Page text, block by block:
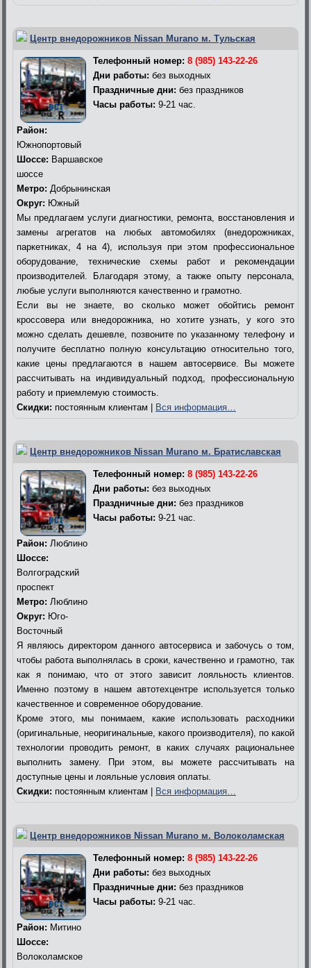
Центр внедорожников Nissan Murano м. Тульская
Телефонный номер: 8 (985) 143-22-26
Дни работы: без выходных
Праздничные дни: без праздников
Часы работы: 9-21 час.
Район:
Южнопортовый
Шоссе: Варшавское
шоссе
Метро: Добрынинская
Округ: Южный
Мы предлагаем услуги диагностики, ремонта, восстановления и
замены агрегатов на любых автомобилях (внедорожниках,
паркетниках, 4 на 4), используя при этом профессиональное
оборудование, технические схемы работ и рекомендации
производителей. Благодаря этому, а также опыту персонала,
любые услуги выполняются качественно и грамотно.
Если вы не знаете, во сколько может обойтись ремонт
кроссовера или внедорожника, но хотите узнать, у кого это
можно сделать дешевле, позвоните по указанному телефону и
получите бесплатно полную консультацию относительно того,
какие цены предлагаются в нашем автосервисе. Вы можете
рассчитывать на индивидуальный подход, профессиональную
работу и приемлемую стоимость.
Скидки: постоянным клиентам | Вся информация…
Центр внедорожников Nissan Murano м. Братиславская
Телефонный номер: 8 (985) 143-22-26
Дни работы: без выходных
Праздничные дни: без праздников
Часы работы: 9-21 час.
Район: Люблино
Шоссе:
Волгоградский
проспект
Метро: Люблино
Округ: Юго-
Восточный
Я являюсь директором данного автосервиса и забочусь о том,
чтобы работа выполнялась в сроки, качественно и грамотно, так
как я понимаю, что от этого зависит лояльность клиентов.
Именно поэтому в нашем автотехцентре используется только
качественное и современное оборудование.
Кроме этого, мы понимаем, какие использовать расходники
(оригинальные, неоригинальные, какого производителя), по какой
технологии проводить ремонт, в каких случаях рациональнее
выполнить замену. При этом, вы можете рассчитывать на
доступные цены и лояльные условия оплаты.
Скидки: постоянным клиентам | Вся информация…
Центр внедорожников Nissan Murano м. Волоколамская
Телефонный номер: 8 (985) 143-22-26
Дни работы: без выходных
Праздничные дни: без праздников
Часы работы: 9-21 час.
Район: Митино
Шоссе:
Волоколамское